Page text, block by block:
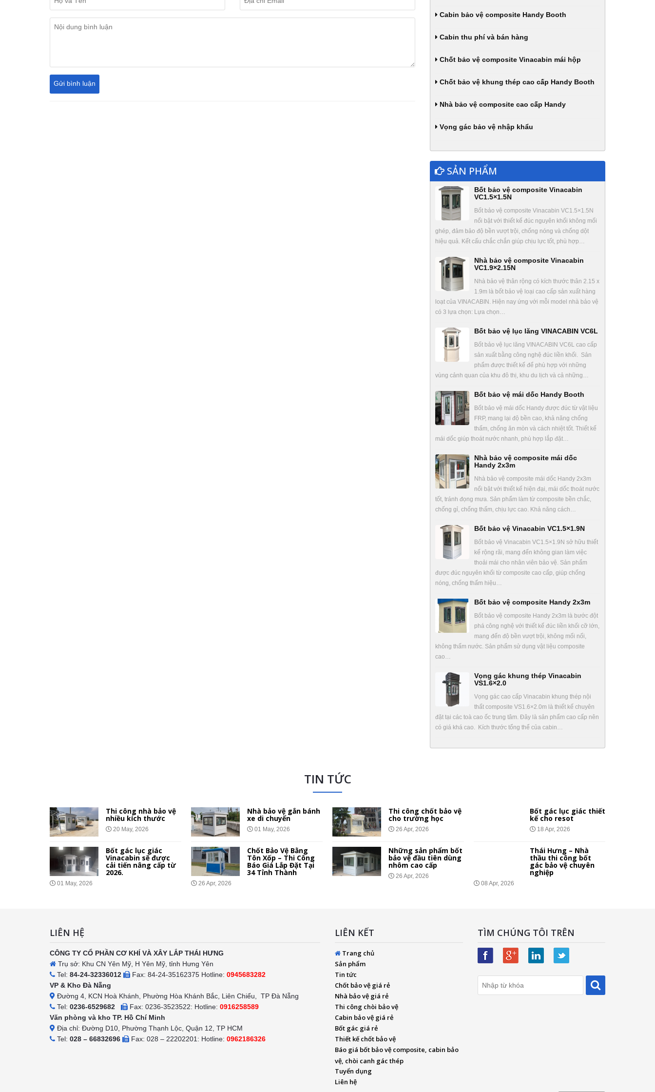
Cabin bảo vệ composite Handy Booth
Cabin thu phí và bán hàng
Chốt bảo vệ composite Vinacabin mái hộp
Chốt bảo vệ khung thép cao cấp Handy Booth
Nhà bảo vệ composite cao cấp Handy
Vọng gác bảo vệ nhập khẩu
SẢN PHẨM
Bốt bảo vệ composite Vinacabin
VC1.5×1.5N
Bốt bảo vệ composite Vinacabin VC1.5×1.5N
nổi bật với thiết kế đúc nguyên khối không mối
ghép, đảm bảo độ bền vượt trội, chống nóng và chống dột
hiệu quả. Kết cấu chắc chắn giúp chịu lực tốt, phù hợp…
Nhà bảo vệ composite Vinacabin
VC1.9×2.15N
Nhà bảo vệ thân rộng có kích thước thân 2.15 x
1.9m là bốt bảo vệ loại cao cấp sản xuất hàng
loạt của VINACABIN. Hiện nay ứng với mỗi model nhà bảo vệ
có 3 lựa chọn: Lựa chọn…
Bốt bảo vệ lục lăng VINACABIN VC6L
Bốt bảo vệ lục lăng VINACABIN VC6L cao cấp
sản xuất bằng công nghệ đúc liền khối. Sản
phẩm được thiết kế để phù hợp với những
vùng cảnh quan của khu đô thị, khu du lịch và cả những…
Bốt bảo vệ mái dốc Handy Booth
Bốt bảo vệ mái dốc Handy được đúc từ vật liệu
FRP, mang lại độ bền cao, khả năng chống
thấm, chống ăn mòn và cách nhiệt tốt. Thiết kế
mái dốc giúp thoát nước nhanh, phù hợp lắp đặt…
Nhà bảo vệ composite mái dốc
Handy 2x3m
Nhà bảo vệ composite mái dốc Handy 2x3m
nổi bật với thiết kế hiện đại, mái dốc thoát nước
tốt, tránh đọng mưa. Sản phẩm làm từ composite bền chắc,
chống gỉ, chống thấm, chịu lực cao. Khả năng cách…
Bốt bảo vệ Vinacabin VC1.5×1.9N
Bốt bảo vệ Vinacabin VC1.5×1.9N sở hữu thiết
kế rộng rãi, mang đến không gian làm việc
thoải mái cho nhân viên bảo vệ. Sản phẩm
được đúc nguyên khối từ composite cao cấp, giúp chống
nóng, chống thấm hiệu…
Bốt bảo vệ composite Handy 2x3m
Bốt bảo vệ composite Handy 2x3m là bước đột
phá công nghệ với thiết kế đúc liền khối cỡ lớn,
mang đến độ bền vượt trội, không mối nối,
không thấm nước. Sản phẩm sử dụng vật liệu composite
cao…
Vọng gác khung thép Vinacabin
VS1.6×2.0
Vọng gác cao cấp Vinacabin khung thép nội
thất composite VS1.6×2.0m là thiết kế chuyên
đặt tại các toà cao ốc trung tâm. Đây là sản phẩm cao cấp nên
có giá khá cao. Kích thước tổng thể của cabin…
TIN TỨC
Thi công nhà bảo vệ
nhiều kích thước
20 May, 2026
Bốt gác lục giác
Vinacabin sẽ được
cải tiến nâng cấp từ
2026.
01 May, 2026
Nhà bảo vệ gắn bánh
xe di chuyển
01 May, 2026
Chốt Bảo Vệ Bằng
Tôn Xốp – Thi Công
Báo Giá Lắp Đặt Tại
34 Tỉnh Thành
26 Apr, 2026
Thi công chốt bảo vệ
cho trường học
26 Apr, 2026
Những sản phẩm bốt
bảo vệ đầu tiên dùng
nhôm cao cấp
26 Apr, 2026
Bốt gác lục giác thiết
kế cho resot
18 Apr, 2026
Thái Hưng – Nhà
thầu thi công bốt
gác bảo vệ chuyên
nghiệp
08 Apr, 2026
LIÊN HỆ
CÔNG TY CỔ PHẦN CƠ KHÍ VÀ XÂY LẮP THÁI HƯNG
Trụ sở: Khu CN Yên Mỹ, H Yên Mỹ, tỉnh Hưng Yên
Tel: 84-24-32336012 Fax: 84-24-35162375 Hotline: 0945683282
VP & Kho Đà Nẵng
Đường 4, KCN Hoà Khánh, Phường Hòa Khánh Bắc, Liên Chiểu, TP Đà Nẵng
Tel: 0236-6529682 Fax: 0236-3523522: Hotline: 0916258589
Văn phòng và kho TP. Hồ Chí Minh
Địa chỉ: Đường D10, Phường Thạnh Lộc, Quận 12, TP HCM
Tel: 028 – 66832696 Fax: 028 – 22202201: Hotline: 0962186326
LIÊN KẾT
Trang chủ
Sản phẩm
Tin tức
Chốt bảo vệ giá rẻ
Nhà bảo vệ giá rẻ
Thi công chòi bảo vệ
Cabin bảo vệ giá rẻ
Bốt gác giá rẻ
Thiết kế chốt bảo vệ
Báo giá bốt bảo vệ composite, cabin bảo
vệ, chòi canh gác thép
Tuyển dụng
Liên hệ
TÌM CHÚNG TÔI TRÊN